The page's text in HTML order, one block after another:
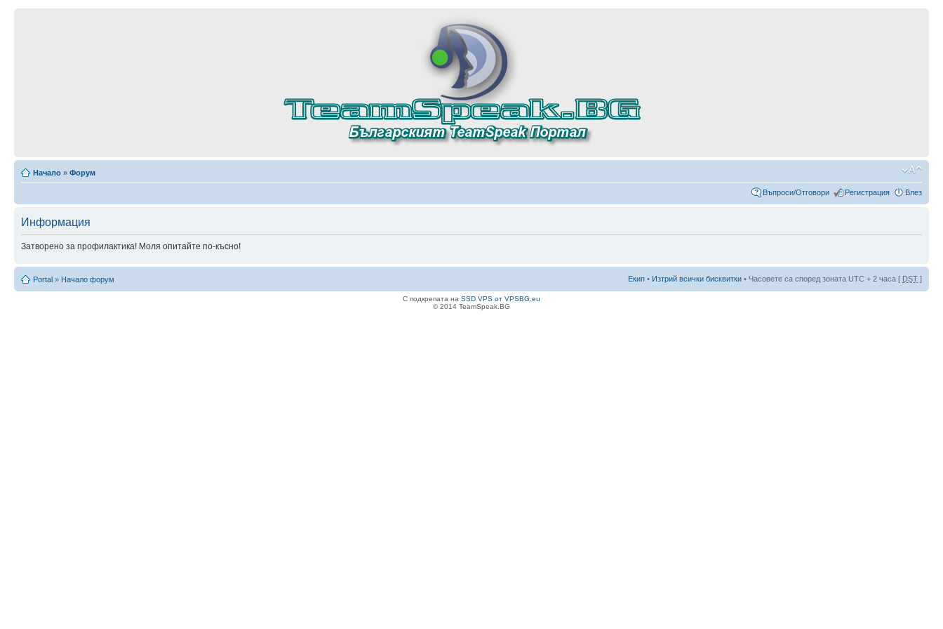
Начало » Форум
Въпроси/Отговори Регистрация Влез
Информация
Затворено за профилактика! Моля опитайте по-късно!
Portal » Начало форум Екип • Изтрий всички бисквитки • Часовете са според зоната UTC + 2 часа [ DST ]
С подкрепата на SSD VPS от VPSBG.eu
© 2014 TeamSpeak.BG